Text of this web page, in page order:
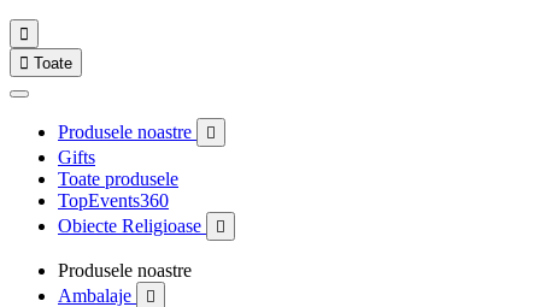

 Toate
Produsele noastre 
Gifts
Toate produsele
TopEvents360
Obiecte Religioase

Produsele noastre
Ambalaje
